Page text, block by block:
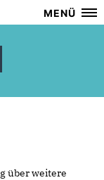
MENÜ
über weitere